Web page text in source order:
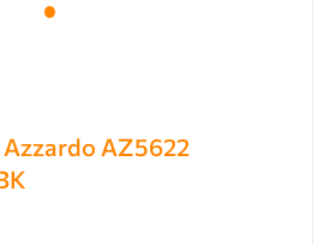
Azzardo AZ5622